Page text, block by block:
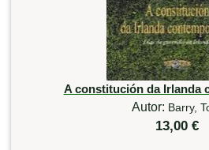
A constitución da Irlanda
Autor: Barry,
13,00 €